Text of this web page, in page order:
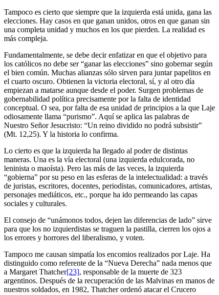
Tampoco es cierto que siempre que la izquierda está unida, gana las
elecciones. Hay casos en que ganan unidos, otros en que ganan sin
una completa unidad y muchos en los que pierden. La realidad es
más compleja.
Fundamentalmente, se debe decir enfatizar en que el objetivo para
los católicos no debe ser “ganar las elecciones” sino gobernar según
el bien común. Muchas alianzas sólo sirven para juntar papelitos en
el cuarto oscuro. Obtienen la victoria electoral, sí, y al otro día
empiezan a matarse aunque desde el poder. Surgen problemas de
gobernabilidad política precisamente por la falta de identidad
conceptual. O sea, por falta de esa unidad de principios a la que Laje
odiosamente llama “purismo”. Aquí se aplica las palabras de
Nuestro Señor Jesucristo: “Un reino dividido no podrá subsistir”
(Mt. 12,25). Y la historia lo confirma.
Lo cierto es que la izquierda ha llegado al poder de distintas
maneras. Una es la vía electoral (una izquierda edulcorada, no
leninista o maoísta). Pero las más de las veces, la izquierda
“gobierna” por su peso en las esferas de la intelectualidad: a través
de juristas, escritores, docentes, periodistas, comunicadores, artistas,
personajes mediáticos, etc., porque ha ido permeando las capas
sociales y culturales.
El consejo de “unámonos todos, dejen las diferencias de lado” sirve
para que los no izquierdistas se traguen la pastilla, cierren los ojos a
los errores y horrores del liberalismo, y voten.
Tampoco me causan simpatía los encomios realizados por Laje. Ha
distinguido como referente de la “Nueva Derecha” nada menos que
a Margaret Thatcher[23], responsable de la muerte de 323
argentinos. Después de la recuperación de las Malvinas en manos de
nuestros soldados, en 1982, Thatcher ordenó atacar el Crucero